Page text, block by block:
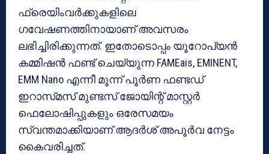
ഫ്രെയിംവർക്കുകളിലെ
ഗവേഷണത്തിനായാണ് അവസരം
ലഭിച്ചിരിക്കുന്നത്. ഇതോടൊപ്പം യൂറോപ്യൻ
കമ്മിഷൻ ഫണ്ട് ചെയ്യുന്ന FAMEais, EMINENT,
EMM Nano എന്നീ മൂന്ന് പൂർണ ഫണ്ടഡ്
ഇറാസ്‌മസ് മുണ്ടസ് ജോയിന്റ് മാസ്റ്റർ
ഫെലോഷിപ്പുകളും ഒരേസമയം
സ്വന്തമാക്കിയാണ് ആദർശ് അപൂർവ നേട്ടം
കൈവരിച്ചത്.